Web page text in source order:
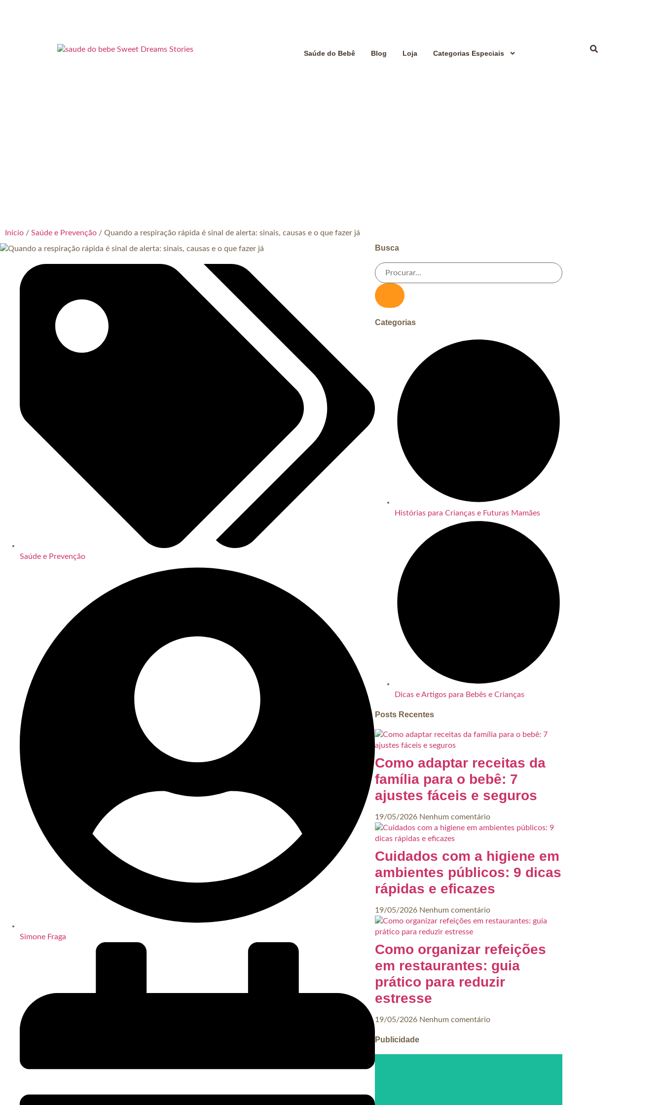
Saúde do Bebê Blog Loja Categorias Especiais
Início / Saúde e Prevenção / Quando a respiração rápida é sinal de alerta: sinais, causas e o que fazer já
Saúde e Prevenção
Simone Fraga
Busca
Categorias
Histórias para Crianças e Futuras Mamães
Dicas e Artigos para Bebês e Crianças
Posts Recentes
Como adaptar receitas da
família para o bebê: 7
ajustes fáceis e seguros
19/05/2026 Nenhum comentário
Cuidados com a higiene em
ambientes públicos: 9 dicas
rápidas e eficazes
19/05/2026 Nenhum comentário
Como organizar refeições
em restaurantes: guia
prático para reduzir
estresse
19/05/2026 Nenhum comentário
Publicidade